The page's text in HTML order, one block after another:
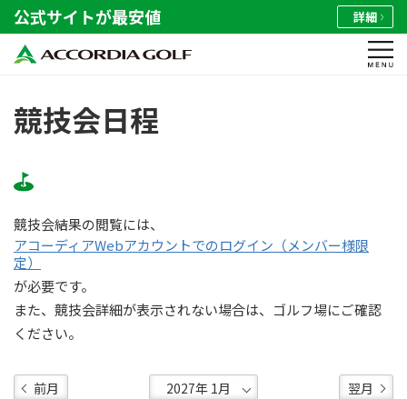
公式サイトが最安値 詳細
競技会日程
競技会結果の閲覧には、
アコーディアWebアカウントでのログイン（メンバー様限
定）
が必要です。
また、競技会詳細が表示されない場合は、ゴルフ場にご確認
ください。
前月 翌月